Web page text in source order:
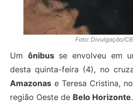
Foto: Divulgação/
Um ônibusse envolveu em
desta quinta-feira (4), no
Amazonas e Teresa Cristina,
região Oeste de Belo Horizonte.